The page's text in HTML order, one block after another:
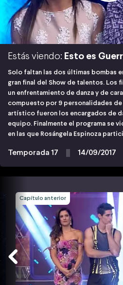
Estás viendo: Esto es
Solo faltan las dos últimas bombas
gran final del Show de talentos. Los
un enfrentamiento de danza y de
compuesto por 9 personalidades
artístico fueron los encargados de
equipo. Finalmente el programa se
en las que Rosángela Espinoza
Temporada 17 14/09/2017
Capítulo anterior